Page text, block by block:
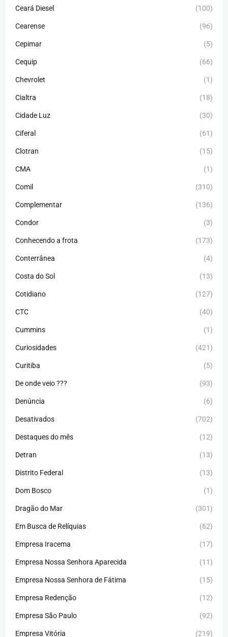
Ceará Diesel (100)
Cearense (96)
Cepimar (5)
Cequip (66)
Chevrolet (1)
Cialtra (18)
Cidade Luz (30)
Ciferal (61)
Clotran (15)
CMA (1)
Comil (310)
Complementar (136)
Condor (3)
Conhecendo a frota (173)
Conterrânea (4)
Costa do Sol (13)
Cotidiano (127)
CTC (40)
Cummins (1)
Curiosidades (421)
Curitiba (5)
De onde veio ??? (93)
Denúncia (6)
Desativados (702)
Destaques do mês (12)
Detran (13)
Distrito Federal (13)
Dom Bosco (1)
Dragão do Mar (301)
Em Busca de Relíquias (62)
Empresa Iracema (17)
Empresa Nossa Senhora Aparecida (11)
Empresa Nossa Senhora de Fátima (15)
Empresa Redenção (12)
Empresa São Paulo (92)
Empresa Vitória (219)